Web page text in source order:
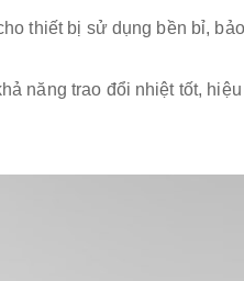
thiết bị sử dụng bền bỉ,
năng trao đổi nhiệt tốt,